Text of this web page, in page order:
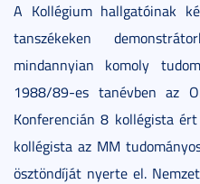
A Kollégium hallgatóinak
tanszékeken
mindannyian komoly
1988/89-es tanévben az
Konferencián 8 kollégista
kollégista az MM
ösztöndíját nyerte el.